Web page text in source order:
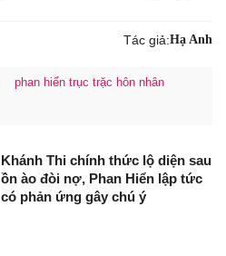
Tác giả:Hạ Anh
phan hiển trục trặc hôn nhân
Khánh Thi chính thức lộ diện sau
ồn ào đòi nợ, Phan Hiển lập tức
có phản ứng gây chú ý